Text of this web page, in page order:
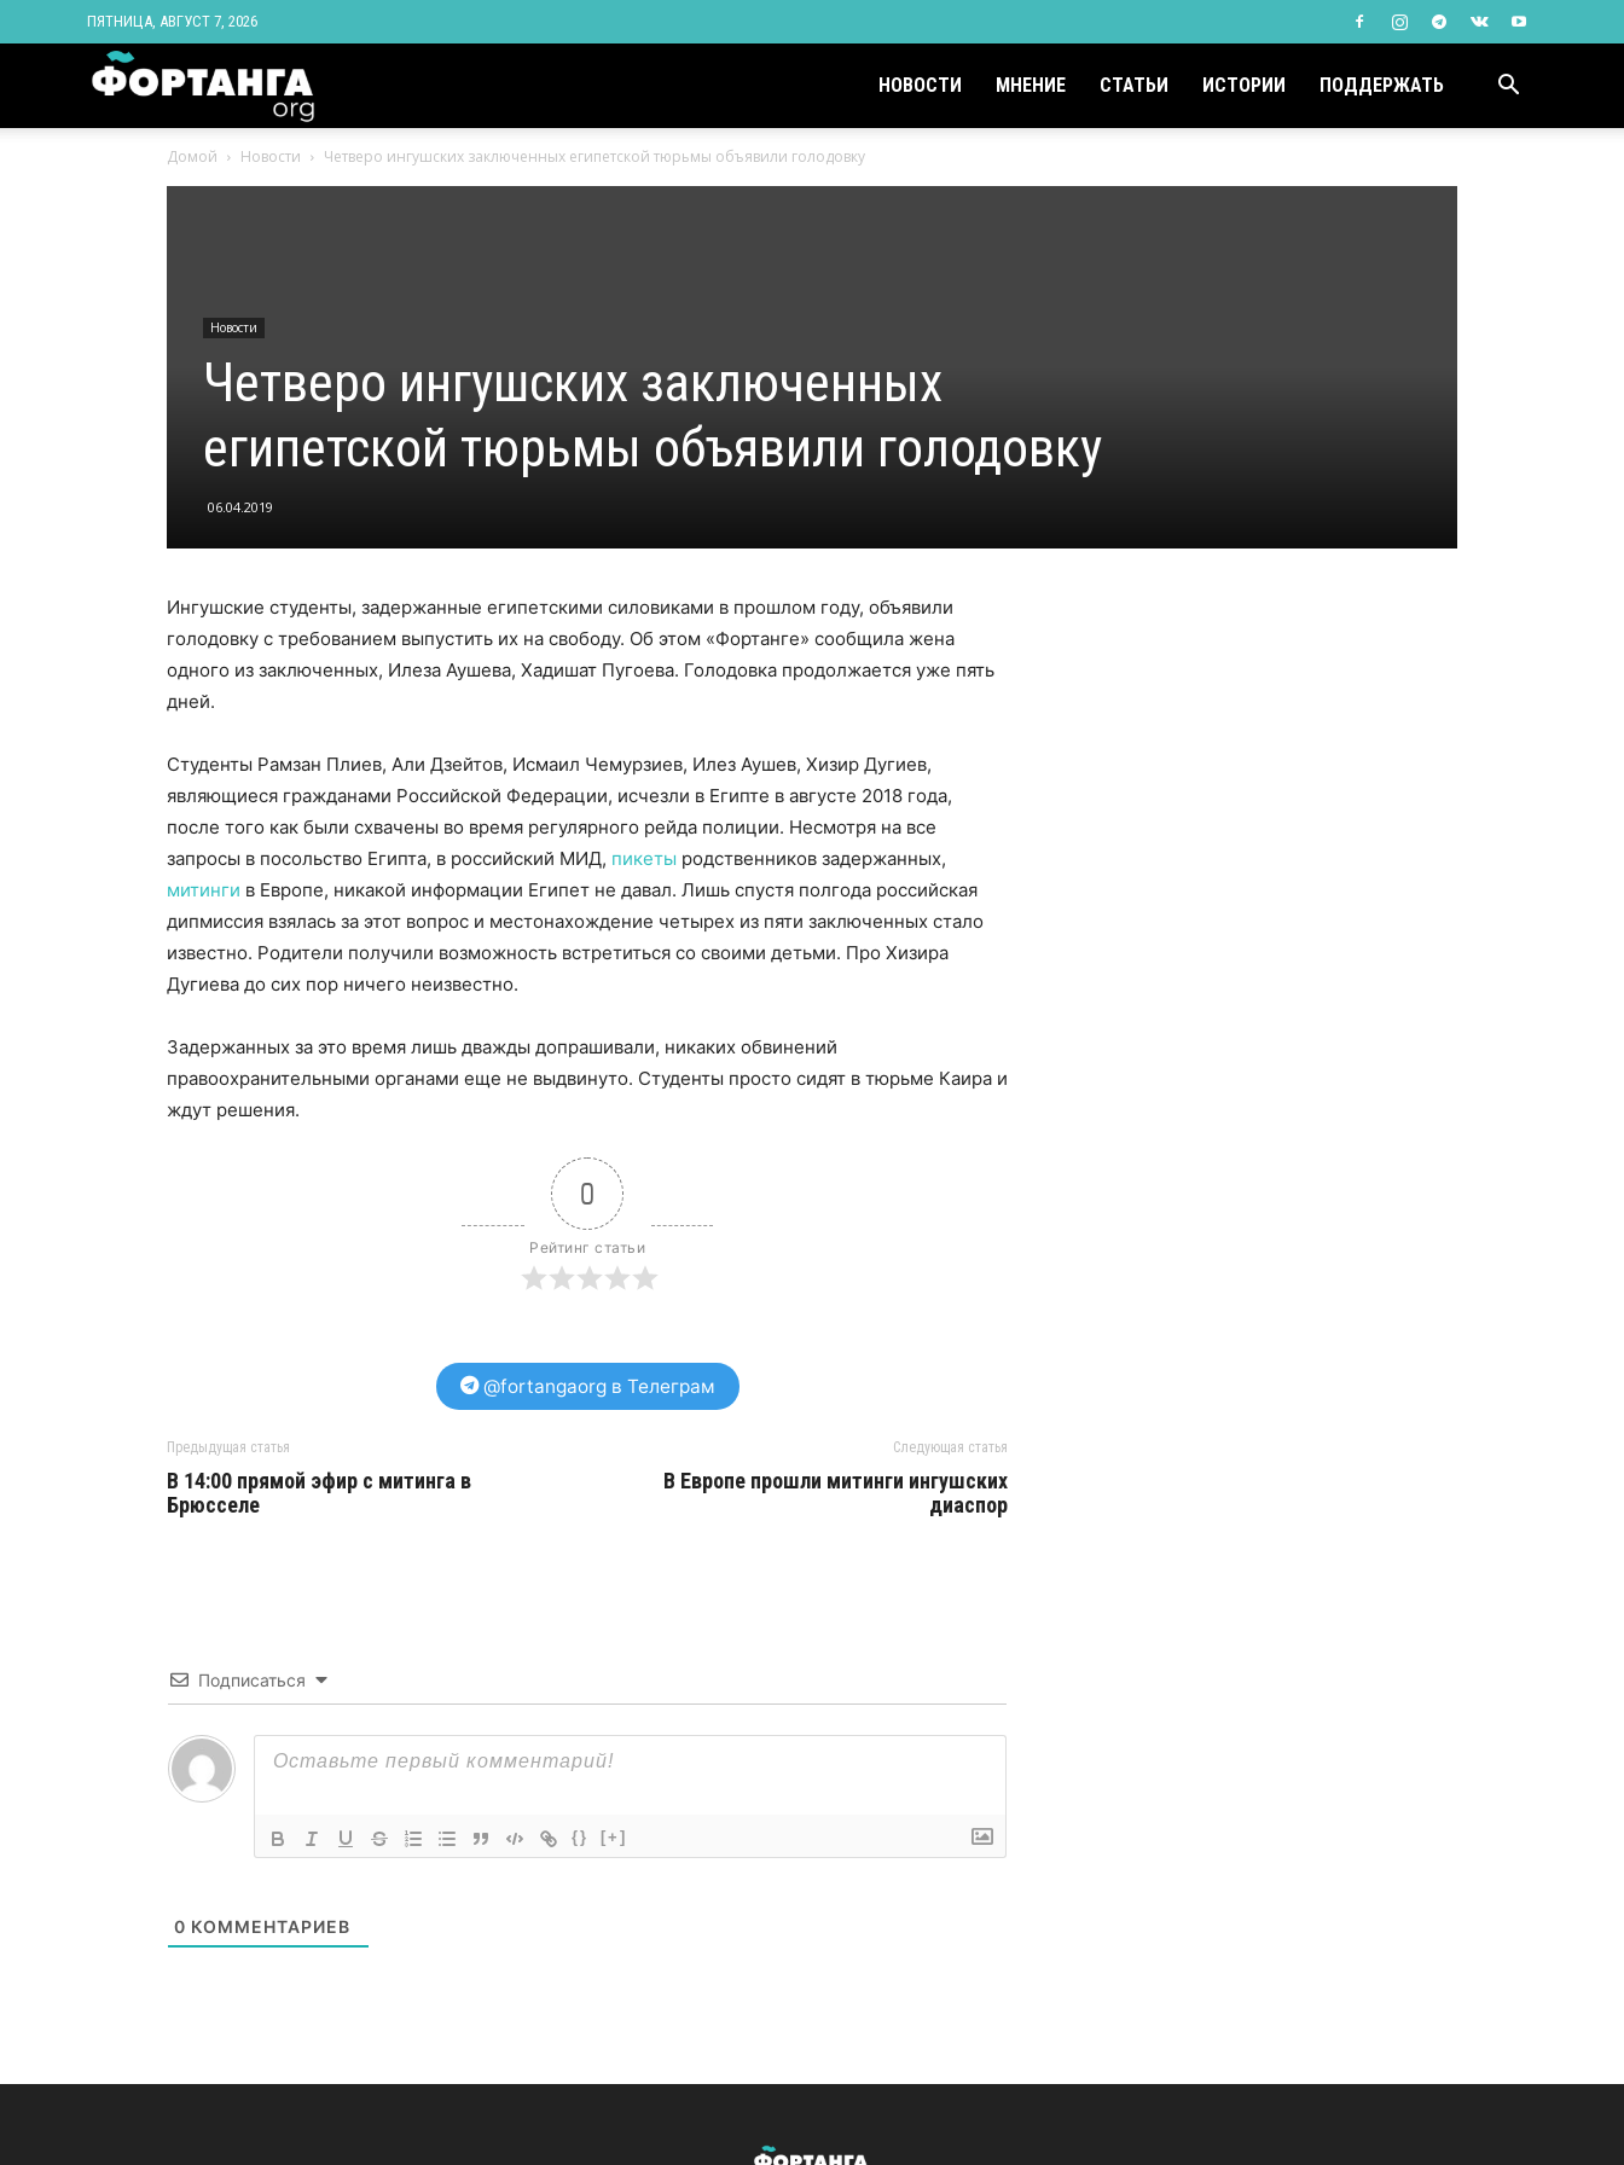
ПЯТНИЦА, АВГУСТ 7, 2026
Ингушетии
НОВОСТИ МНЕНИЕ СТАТЬИ ИСТОРИИ ПОДДЕРЖАТЬ
Домой Новости Четверо ингушских заключенных египетской тюрьмы объявили голодовку
Новости
Четверо ингушских заключенных
египетской тюрьмы объявили голодовку
06.04.2019
Ингушские студенты, задержанные египетскими силовиками в прошлом году, объявили
голодовку с требованием выпустить их на свободу. Об этом «Фортанге» сообщила жена
одного из заключенных, Илеза Аушева, Хадишат Пугоева. Голодовка продолжается уже пять
дней.
Студенты Рамзан Плиев, Али Дзейтов, Исмаил Чемурзиев, Илез Аушев, Хизир Дугиев,
являющиеся гражданами Российской Федерации, исчезли в Египте в августе 2018 года,
после того как были схвачены во время регулярного рейда полиции. Несмотря на все
запросы в посольство Египта, в российский МИД, пикеты родственников задержанных,
митинги в Европе, никакой информации Египет не давал. Лишь спустя полгода российская
дипмиссия взялась за этот вопрос и местонахождение четырех из пяти заключенных стало
известно. Родители получили возможность встретиться со своими детьми. Про Хизира
Дугиева до сих пор ничего неизвестно.
Задержанных за это время лишь дважды допрашивали, никаких обвинений
правоохранительными органами еще не выдвинуто. Студенты просто сидят в тюрьме Каира и
ждут решения.
0
Рейтинг статьи
@fortangaorg в Телеграм
Предыдущая статья
В 14:00 прямой эфир с митинга в
Брюсселе
Следующая статья
В Европе прошли митинги ингушских
диаспор
Подписаться
{} [+]
0 КОММЕНТАРИЕВ